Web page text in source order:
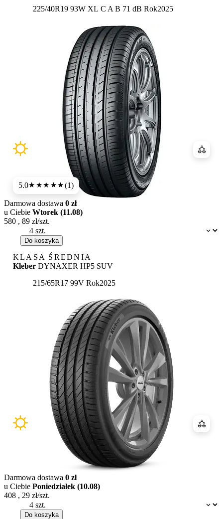
225/40R19 93W XL Etykieta:
C A B 71 dB Rok2025
5.0★★★★★(1)
Dostępność:
Darmowa dostawa 0 zł
u Ciebie Wtorek (11.08)
580 , 89 zł/szt.
Do koszyka
KLASA ŚREDNIA
Kleber DYNAXER HP5 SUV
215/65R17 99V Rok2025
Dostępność:
Darmowa dostawa 0 zł
u Ciebie Poniedziałek (10.08)
408 , 29 zł/szt.
Do koszyka